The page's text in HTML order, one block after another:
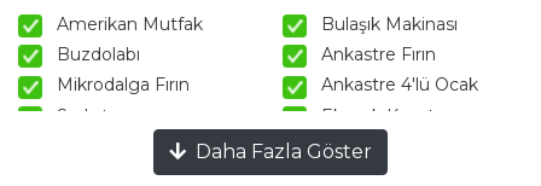
Amerikan Mutfak
Bulaşık Makinası
Buzdolabı
Ankastre Fırın
Mikrodalga Fırın
Ankastre 4'lü Ocak
Su Isıtıcısı
Ekmek Kızartma
Makinası
Tencere ve Tava Takımı
Yemek Takımı
Daha Fazla Göster